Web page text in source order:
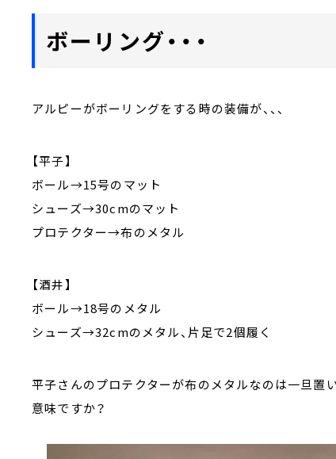
ボーリング・・・
アルピーがボーリングをする時の装備が、、、
【平子】
ボール→15号のマット
シューズ→30cmのマット
プロテクター→布のメタル
【酒井】
ボール→18号のメタル
シューズ→32cmのメタル、片足で2個履く
平子さんのプロテクターが布のメタルなのは一旦置
意味ですか？